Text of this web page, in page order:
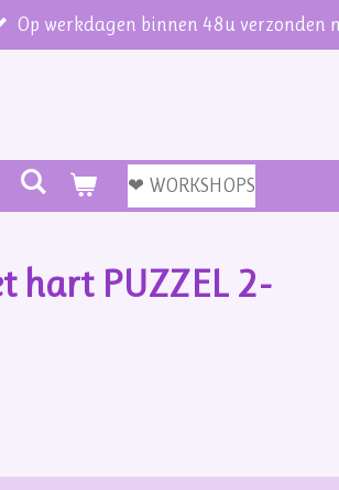
Op werkdagen binnen 48u verzonden
❤ WORKSHOPS
hart PUZZEL 2-